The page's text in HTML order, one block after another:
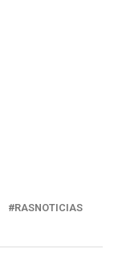
RASNOTICIAS